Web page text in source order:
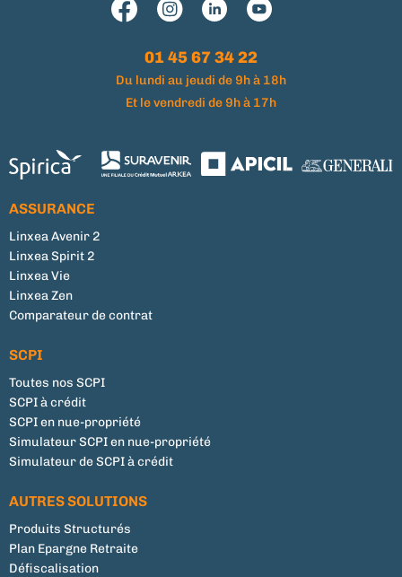
01 45 67 34 22
Du lundi au jeudi de 9h à 18h
Et le vendredi de 9h à 17h
ASSURANCE
Linxea Avenir 2
Linxea Spirit 2
Linxea Vie
Linxea Zen
Comparateur de contrat
SCPI
Toutes nos SCPI
SCPI à crédit
SCPI en nue-propriété
Simulateur SCPI en nue-propriété
Simulateur de SCPI à crédit
AUTRES SOLUTIONS
Produits Structurés
Plan Epargne Retraite
Défiscalisation